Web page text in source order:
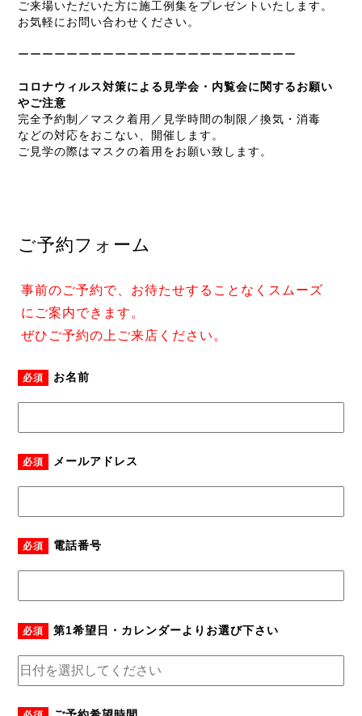
ご来場いただいた方に施工例集をプレゼントいたします。
お気軽にお問い合わせください。
ーーーーーーーーーーーーーーーーーーーーーーー
コロナウィルス対策による見学会・内覧会に関するお願い
やご注意
完全予約制／マスク着用／見学時間の制限／換気・消毒
などの対応をおこない、開催します。
ご見学の際はマスクの着用をお願い致します。
ご予約フォーム
事前のご予約で、お待たせすることなくスムーズ
にご案内できます。
ぜひご予約の上ご来店ください。
必須 お名前
必須 メールアドレス
必須 電話番号
必須 第1希望日・カレンダーよりお選び下さい